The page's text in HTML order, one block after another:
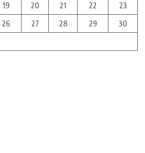
19 20 21 22
23
26 27 28 29
30